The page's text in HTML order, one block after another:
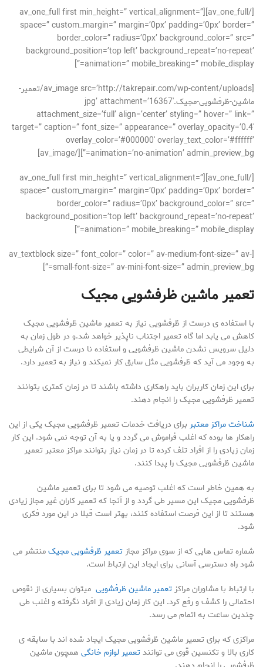
[/av_one_full][av_one_full first min_height=” vertical_alignment=”
space=” custom_margin=” margin=’0px’ padding=’0px’ border=”
border_color=” radius=’0px’ background_color=” src=”
background_position=’top left’ background_repeat=’no-repeat’
animation=” mobile_breaking=” mobile_display=”]
[av_image src=’http://takrepair.com/wp-content/uploads/تعمیر-
ماشین-ظرفشویی-مجیک.jpg’ attachment=’16367′
attachment_size=’full’ align=’center’ styling=” hover=” link=”
target=” caption=” font_size=” appearance=” overlay_opacity=’0.4′
overlay_color=’#000000′ overlay_text_color=’#ffffff’
animation=’no-animation’ admin_preview_bg=”][/av_image]
[/av_one_full][av_one_full first min_height=” vertical_alignment=”
space=” custom_margin=” margin=’0px’ padding=’0px’ border=”
border_color=” radius=’0px’ background_color=” src=”
background_position=’top left’ background_repeat=’no-repeat’
animation=” mobile_breaking=” mobile_display=”]
[av_textblock size=” font_color=” color=” av-medium-font-size=” av-
small-font-size=” av-mini-font-size=” admin_preview_bg=”]
تعمیر ماشین ظرفشویی مجیک
با استفاده ی درست از ظرفشویی نیاز به تعمیر ماشین ظرفشویی مجیک
کاهش می یابد اما گاه تعمیر اجتناب ناپذیر خواهد شد.و در طول زمان به
دلیل سرویس نشدن ماشین ظرفشویی و استفاده نا درست از آن شرایطی
به وجود می آید که ظرفشویی مثل سابق کار نمیکند و نیاز به تعمیر دارد.
برای این زمان کاربران باید راهکاری داشته باشند تا در زمان کمتری بتوانند
تعمیر ظرفشویی مجیک را انجام دهند.
شناخت مراکز معتبر برای دریافت خدمات تعمیر ظرفشویی مجیک یکی از این
راهکار ها بوده که اغلب فراموش می گردد و یا به آن توجه نمی شود. این کار
زمان زیادی را از افراد تلف کرده تا در زمان نیاز بتوانند مراکز معتبر تعمیر
ماشین ظرفشویی مجیک را پیدا کنند.
به همین خاطر است که اغلب توصیه می شود تا برای تعمیر ماشین
ظرفشویی مجیک این مسیر طی گردد و از آنجا که تعمیر کاران غیر مجاز زیادی
هستند تا از این فرصت استفاده کنند، بهتر است قبلا در این مورد فکری
شود.
شماره تماس هایی که از سوی مراکز مجازتعمیر ظرفشویی مجیکمنتشر می
شود راه دسترسی آسانی برای ایجاد این ارتباط است.
با ارتباط با مشاوران مراکزتعمیر ماشین ظرفشویی میتوان بسیاری از نقوص
احتمالی را کشف و رفع کرد. این کار زمان زیادی از افراد نگرفته و اغلب طی
چندین ساعت به اتمام می رسد.
مراکزی که برای تعمیر ماشین ظرفشویی مجیک ایجاد شده اند با سابقه ی
کاری بالا و تکنسین قوی می توانندتعمیر لوازم خانگی همچون ماشین